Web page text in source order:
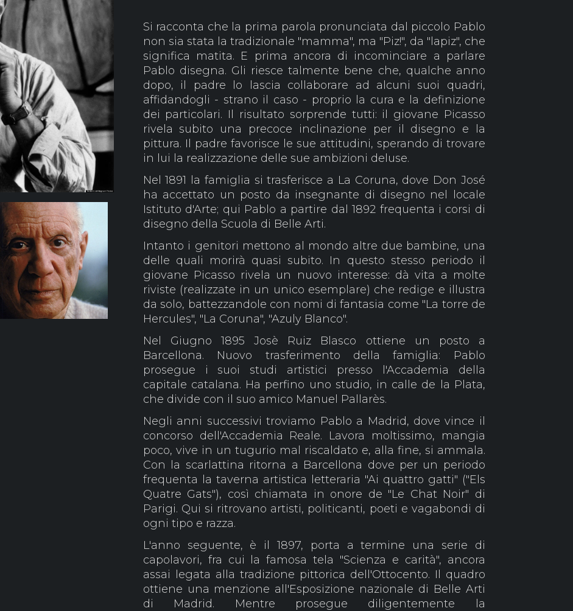
Si racconta che la prima parola pronunciata dal piccolo Pablo
non sia stata la tradizionale "mamma", ma "Piz!", da "lapiz", che
significa matita. E prima ancora di incominciare a parlare
Pablo disegna. Gli riesce talmente bene che, qualche anno
dopo, il padre lo lascia collaborare ad alcuni suoi quadri,
affidandogli - strano il caso - proprio la cura e la definizione
dei particolari. Il risultato sorprende tutti: il giovane Picasso
rivela subito una precoce inclinazione per il disegno e la
pittura. Il padre favorisce le sue attitudini, sperando di trovare
in lui la realizzazione delle sue ambizioni deluse.
Nel 1891 la famiglia si trasferisce a La Coruna, dove Don José
ha accettato un posto da insegnante di disegno nel locale
Istituto d'Arte; qui Pablo a partire dal 1892 frequenta i corsi di
disegno della Scuola di Belle Arti.
Intanto i genitori mettono al mondo altre due bambine, una
delle quali morirà quasi subito. In questo stesso periodo il
giovane Picasso rivela un nuovo interesse: dà vita a molte
riviste (realizzate in un unico esemplare) che redige e illustra
da solo, battezzandole con nomi di fantasia come "La torre de
Hercules", "La Coruna", "Azuly Blanco".
Nel Giugno 1895 Josè Ruiz Blasco ottiene un posto a
Barcellona. Nuovo trasferimento della famiglia: Pablo
prosegue i suoi studi artistici presso l'Accademia della
capitale catalana. Ha perfino uno studio, in calle de la Plata,
che divide con il suo amico Manuel Pallarès.
Negli anni successivi troviamo Pablo a Madrid, dove vince il
concorso dell'Accademia Reale. Lavora moltissimo, mangia
poco, vive in un tugurio mal riscaldato e, alla fine, si ammala.
Con la scarlattina ritorna a Barcellona dove per un periodo
frequenta la taverna artistica letteraria "Ai quattro gatti" ("Els
Quatre Gats"), così chiamata in onore de "Le Chat Noir" di
Parigi. Qui si ritrovano artisti, politicanti, poeti e vagabondi di
ogni tipo e razza.
L'anno seguente, è il 1897, porta a termine una serie di
capolavori, fra cui la famosa tela "Scienza e carità", ancora
assai legata alla tradizione pittorica dell'Ottocento. Il quadro
ottiene una menzione all'Esposizione nazionale di Belle Arti
di Madrid. Mentre prosegue diligentemente la